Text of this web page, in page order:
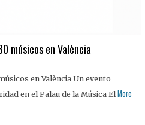
músicos en València
en València Un evento
en el Palau de la Música El More